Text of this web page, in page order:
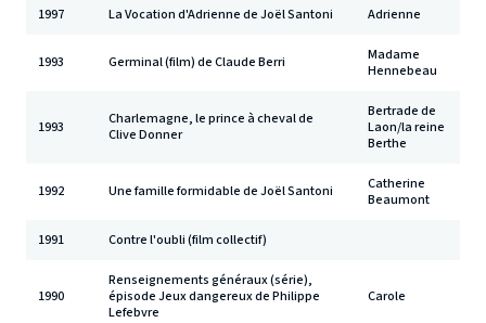
1997 La Vocation d'Adrienne de Joël Santoni Adrienne
1993 Germinal (film) de Claude Berri
Madame
Hennebeau
1993
Charlemagne, le prince à cheval de
Clive Donner
Bertrade de
Laon/la reine
Berthe
1992 Une famille formidable de Joël Santoni
Catherine
Beaumont
1991 Contre l'oubli (film collectif)
1990
Renseignements généraux (série),
épisode Jeux dangereux de Philippe
Lefebvre
Carole